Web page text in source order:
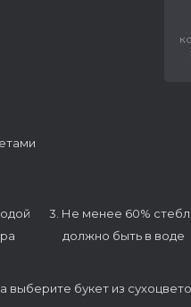
3. Не менее 60%
должно быть в воде
выберите букет из